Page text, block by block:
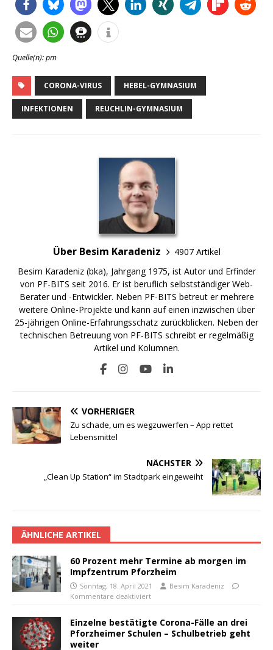
Quelle(n): pm
CORONA-VIRUS HEBEL-GYMNASIUM
INFEKTIONEN REUCHLIN-GYMNASIUM
Über Besim Karadeniz
4907 Artikel
Besim Karadeniz (bka), Jahrgang 1975, ist Autor und Erfinder
von PF-BITS seit 2016. Er ist beruflich selbstständiger Web-
Berater und -Entwickler. Neben PF-BITS betreut er mehrere
weitere Online-Projekte und kann auf einen inzwischen über
25-jährigen Online-Erfahrungsschatz zurückblicken. Neben der
technischen Betreuung von PF-BITS schreibt er regelmäßig
Artikel und Kolumnen.
VORHERIGER
Zu schade, um es wegzuwerfen – App rettet
Lebensmittel
NÄCHSTER
„Clean Up Station“ im Stadtpark eingeweiht
ÄHNLICHE ARTIKEL
60 Prozent mehr Termine ab morgen im
Impfzentrum Pforzheim
Sonntag, 18. April 2021
Besim Karadeniz
Kommentare deaktiviert
Einzelne bestätigte Corona-Fälle an drei
Pforzheimer Schulen – Schulbetrieb geht
weiter